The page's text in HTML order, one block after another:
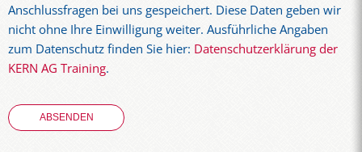
Anschlussfragen bei uns gespeichert. Diese Daten geben wir
nicht ohne Ihre Einwilligung weiter. Ausführliche Angaben
zum Datenschutz finden Sie hier: Datenschutzerklärung der
KERN AG Training.